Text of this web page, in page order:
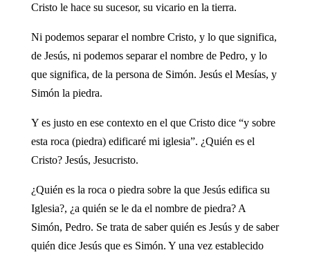
Cristo le hace su sucesor, su vicario en la tierra.
Ni podemos separar el nombre Cristo, y lo que significa,
de Jesús, ni podemos separar el nombre de Pedro, y lo
que significa, de la persona de Simón. Jesús el Mesías, y
Simón la piedra.
Y es justo en ese contexto en el que Cristo dice “y sobre
esta roca (piedra) edificaré mi iglesia”. ¿Quién es el
Cristo? Jesús, Jesucristo.
¿Quién es la roca o piedra sobre la que Jesús edifica su
Iglesia?, ¿a quién se le da el nombre de piedra? A
Simón, Pedro. Se trata de saber quién es Jesús y de saber
quién dice Jesús que es Simón. Y una vez establecido